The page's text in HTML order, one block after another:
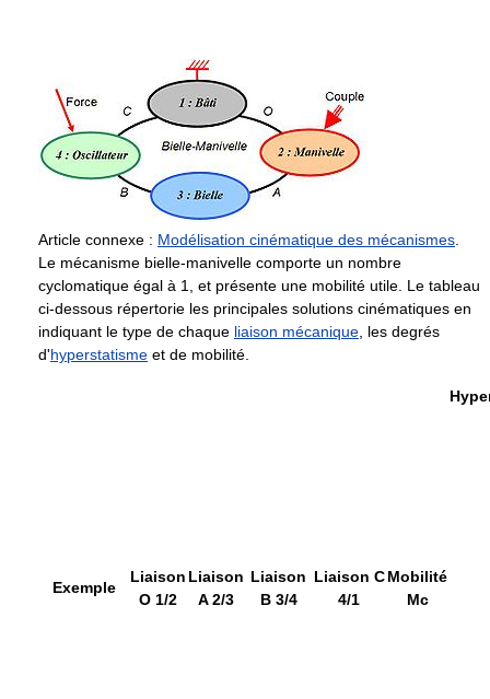
Article connexe : Modélisation cinématique des mécanismes.
Le mécanisme bielle-manivelle comporte un nombre
cyclomatique égal à 1, et présente une mobilité utile. Le tableau
ci-dessous répertorie les principales solutions cinématiques en
indiquant le type de chaque liaison mécanique, les degrés
d'hyperstatisme et de mobilité.
Exemple
Liaison
O 1/2
Liaison
A 2/3
Liaison
B 3/4
Liaison C
4/1
Mobilité
Mc